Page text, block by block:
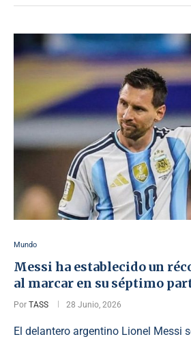
Mundo
Messi ha establecido un
al marcar en su séptimo
Por TASS 28 Junio, 2026
El delantero argentino Lionel Messi